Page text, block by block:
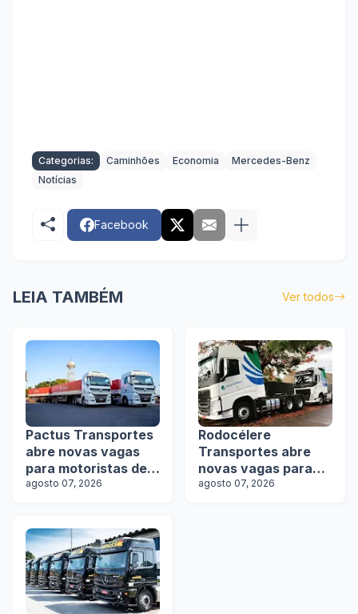
Categorias: Caminhões Economia
Mercedes-Benz
Notícias
Facebook
LEIA TAMBÉM Ver todos
Pactus Transportes
abre novas vagas
para motoristas de
rodotrens
agosto 07, 2026
Rodocélere
Transportes abre
novas vagas para
motoristas
agosto 07, 2026